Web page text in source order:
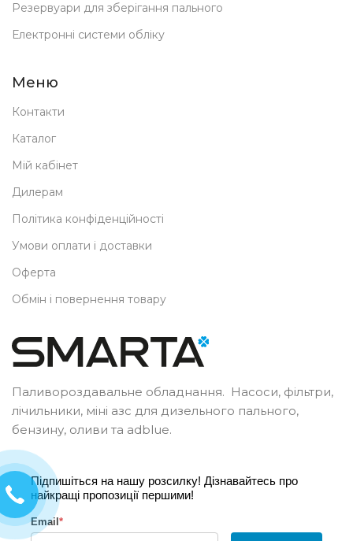
Резервуари для зберігання пального
Електронні системи обліку
Меню
Контакти
Каталог
Мій кабінет
Дилерам
Політика конфіденційності
Умови оплати і доставки
Оферта
Обмін і повернення товару
Паливороздавальне обладнання. Насоси, фільтри,
лічильники, міні азс для дизельного пального,
бензину, оливи та adblue.
Підпишіться на нашу розсилку! Дізнавайтесь про
найкращі пропозиції першими!
Email *